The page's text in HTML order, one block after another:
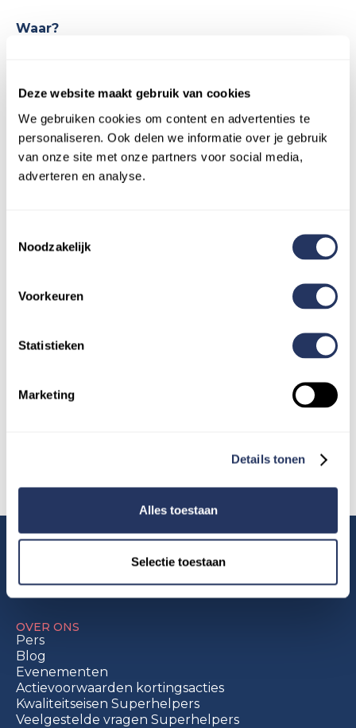
Deze website maakt gebruik van cookies
We gebruiken cookies om content en advertenties te
personaliseren. Ook delen we informatie over je gebruik
van onze site met onze partners voor social media,
adverteren en analyse.
Noodzakelijk
Voorkeuren
Statistieken
Marketing
Details tonen
Alles toestaan
Selectie toestaan
Waar?
Noorderakerweg 2
1069 PC Amsterdam
Toekomstige
OVER ONS
Pers
Blog
Evenementen
Actievoorwaarden kortingsacties
Kwaliteitseisen Superhelpers
Veelgestelde vragen Superhelpers